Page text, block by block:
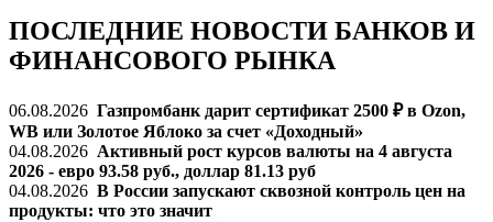
ПОСЛЕДНИЕ НОВОСТИ БАНКОВ И
ФИНАНСОВОГО РЫНКА
06.08.2026 Газпромбанк дарит сертификат 2500 ₽ в Ozon,
WB или Золотое Яблоко за счет «Доходный»
04.08.2026 Активный рост курсов валюты на 4 августа
2026 - евро 93.58 руб., доллар 81.13 руб
04.08.2026 В России запускают сквозной контроль цен на
продукты: что это значит